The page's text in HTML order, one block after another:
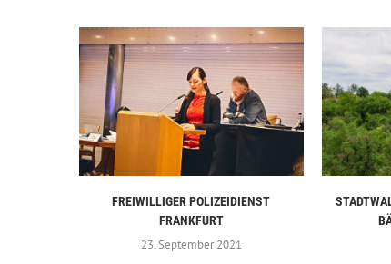
FREIWILLIGER POLIZEIDIENST
FRANKFURT
23. September 2021